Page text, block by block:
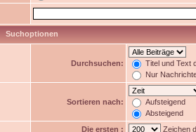
Suchoptionen
Durchsuchen:
Titel und Text
Nur
Sortieren nach:
Aufsteigend
Absteigend
Die ersten : Zeichen